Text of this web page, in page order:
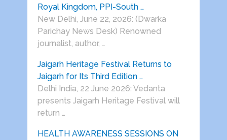
Royal Kingdom, PPI-South …
New Delhi, June 22, 2026: (Dwarka
Parichay News Desk) Renowned
journalist, author, …
Jaigarh Heritage Festival Returns to
Jaigarh for Its Third Edition …
Delhi India, 22 June 2026: Vedanta
presents Jaigarh Heritage Festival will
return …
HEALTH AWARENESS SESSIONS ON